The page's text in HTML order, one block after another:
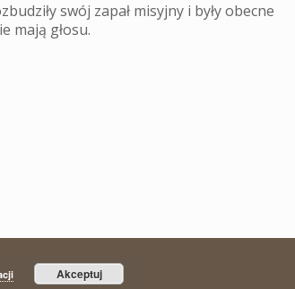
swój zapał misyjny i były obecne
mają głosu.
Akceptuj